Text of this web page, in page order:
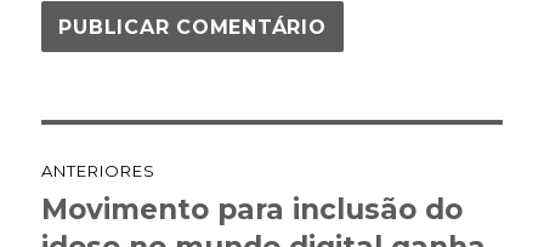
de
ANTERIORES
Post
anterior:
Movimento para inclusão do